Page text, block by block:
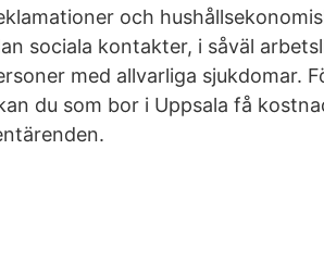
och
sociala kontakter, i såväl
med allvarliga sjukdomar.
du som bor i Uppsala få